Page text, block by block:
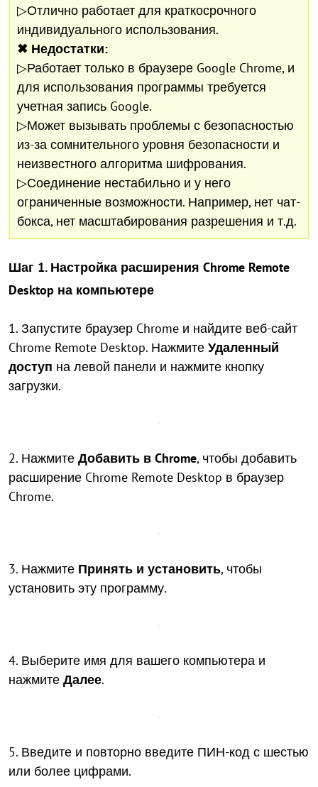
▷Отлично работает для краткосрочного
индивидуального использования.
✖ Недостатки:
▷Работает только в браузере Google Chrome, и
для использования программы требуется
учетная запись Google.
▷Может вызывать проблемы с безопасностью
из-за сомнительного уровня безопасности и
неизвестного алгоритма шифрования.
▷Соединение нестабильно и у него
ограниченные возможности. Например, нет чат-
бокса, нет масштабирования разрешения и т.д.
Шаг 1. Настройка расширения Chrome Remote
Desktop на компьютере
1. Запустите браузер Chrome и найдите веб-сайт
Chrome Remote Desktop. Нажмите Удаленный
доступ на левой панели и нажмите кнопку
загрузки.
2. Нажмите Добавить в Chrome, чтобы добавить
расширение Chrome Remote Desktop в браузер
Chrome.
3. Нажмите Принять и установить, чтобы
установить эту программу.
4. Выберите имя для вашего компьютера и
нажмите Далее.
5. Введите и повторно введите ПИН-код с шестью
или более цифрами.